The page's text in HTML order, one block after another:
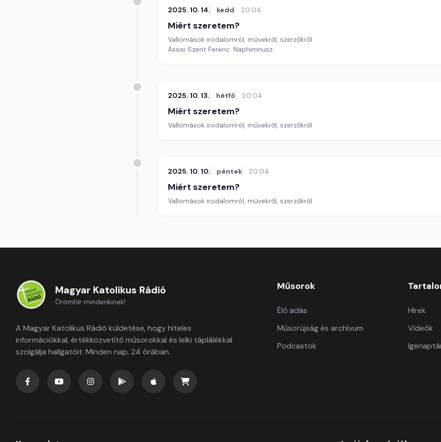
2025. 10. 14. kedd 20:04
Miért szeretem?
Vallomások irodalomról, művekről, szerzőkről
Assisi Szent Ferenc: Naphimnusz
2025. 10. 13. hétfő 20:04
Miért szeretem?
Vallomások irodalomról, művekről, szerzőkről
2025. 10. 10. péntek 20:04
Miért szeretem?
Vallomások irodalomról, művekről, szerzőkről
Magyar Katolikus Rádió
Örömhír mindenkinek!
A Magyar Katolikus Rádió küldetése, hogy hiteles
információkkal, értékközvetítő műsorokkal és lelki táplálékkal
szolgálja hallgatóit. Minden nap, 24 órában.
Műsorok
Élő adás
Műsorújság és archívum
Podcastok
Hírek
Videók